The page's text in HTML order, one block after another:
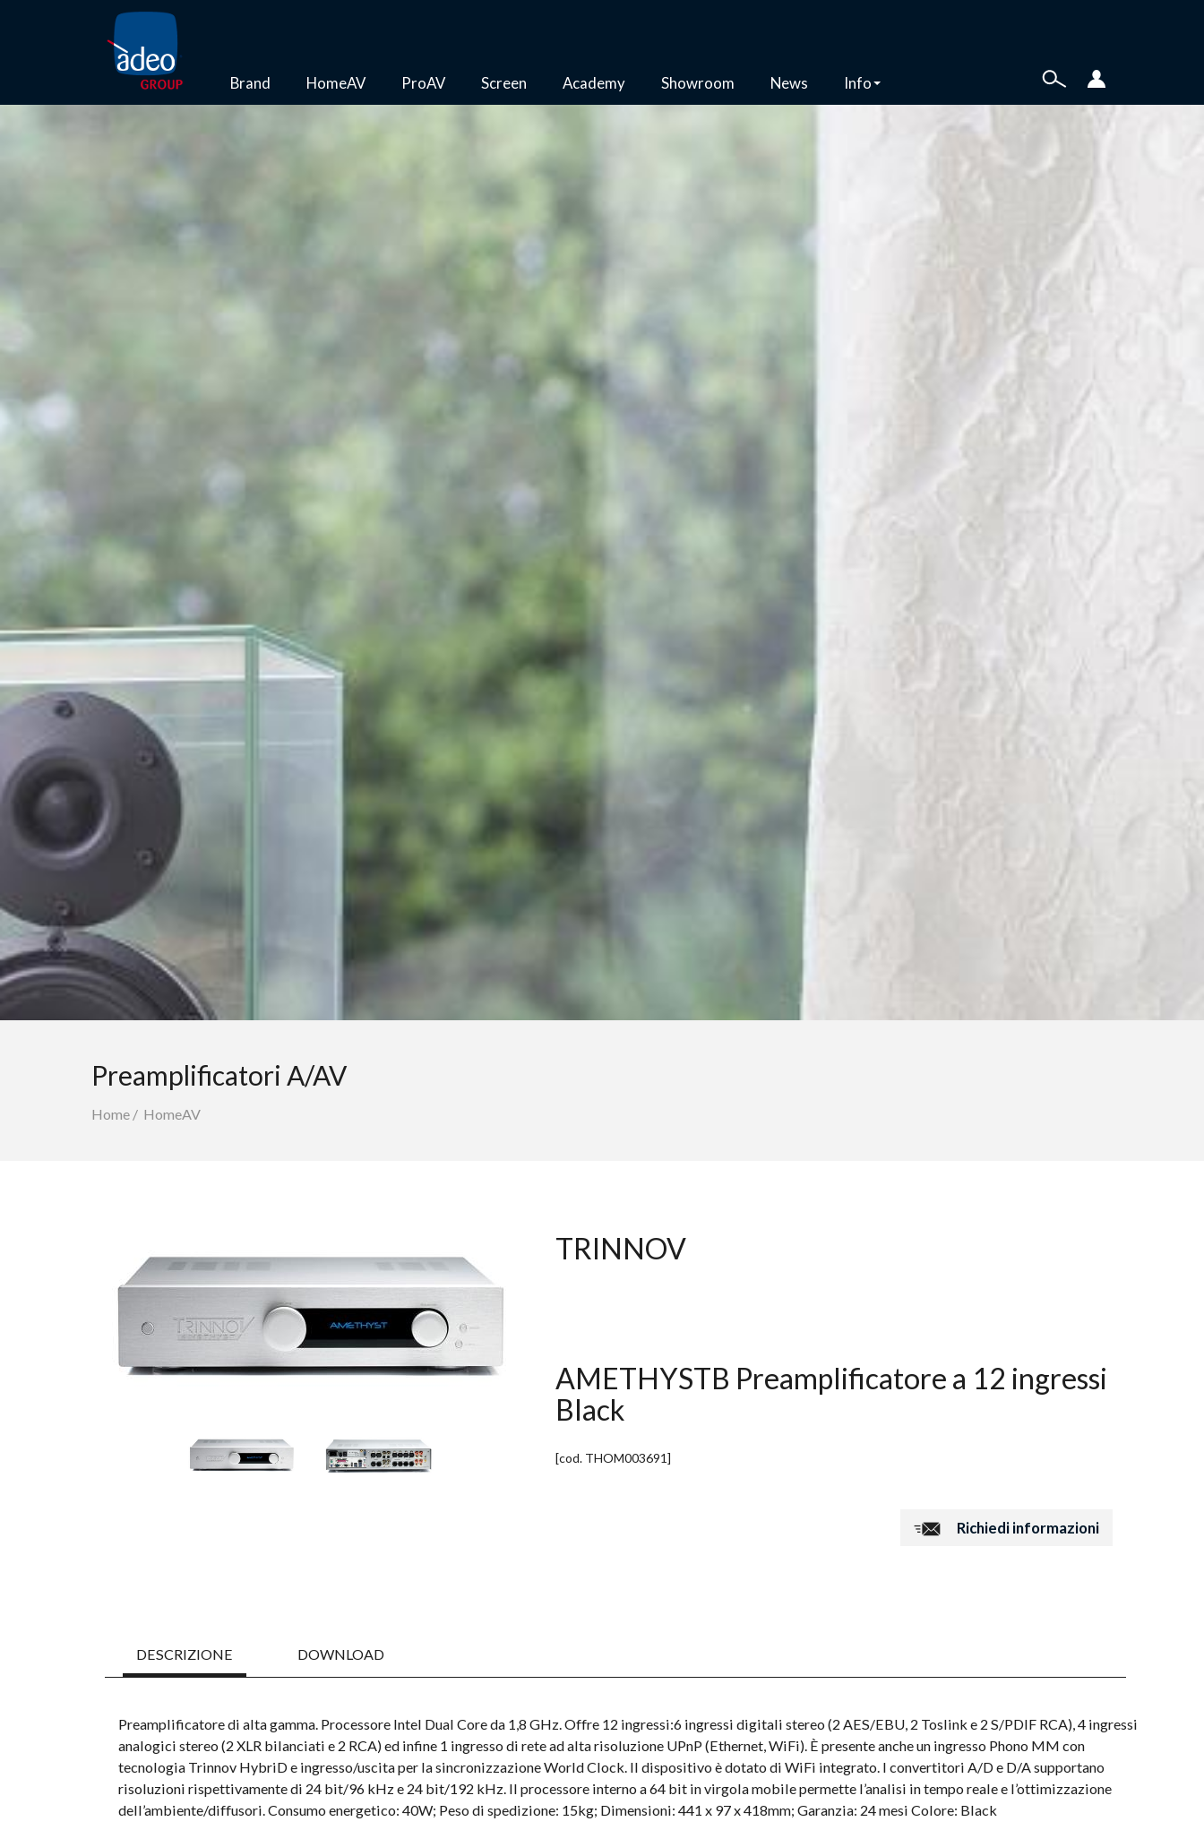
Brand HomeAV ProAV Screen Academy Showroom News Info
Preamplificatori A/AV
Home / HomeAV
TRINNOV
AMETHYSTB Preamplificatore a 12 ingressi
Black
[cod. THOM003691]
Richiedi informazioni
DESCRIZIONE DOWNLOAD
Preamplificatore di alta gamma. Processore Intel Dual Core da 1,8 GHz. Offre 12 ingressi:6 ingressi digitali stereo (2 AES/EBU, 2 Toslink e 2 S/PDIF RCA), 4 ingressi
analogici stereo (2 XLR bilanciati e 2 RCA) ed infine 1 ingresso di rete ad alta risoluzione UPnP (Ethernet, WiFi). È presente anche un ingresso Phono MM con
tecnologia Trinnov HybriD e ingresso/uscita per la sincronizzazione World Clock. Il dispositivo è dotato di WiFi integrato. I convertitori A/D e D/A supportano
risoluzioni rispettivamente di 24 bit/96 kHz e 24 bit/192 kHz. Il processore interno a 64 bit in virgola mobile permette l’analisi in tempo reale e l’ottimizzazione
dell’ambiente/diffusori. Consumo energetico: 40W; Peso di spedizione: 15kg; Dimensioni: 441 x 97 x 418mm; Garanzia: 24 mesi Colore: Black